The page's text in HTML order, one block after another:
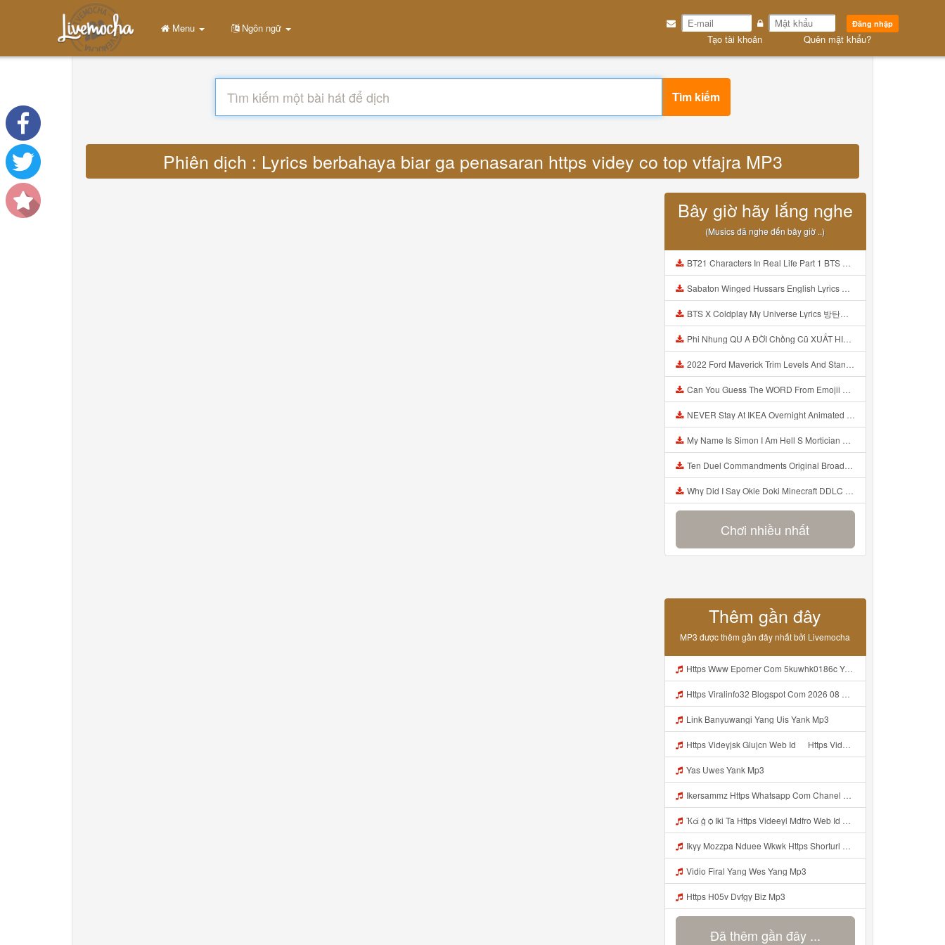
Đăng nhập
Tạo tài khoản Quên mật khẩu?
Menu Ngôn ngữ
Tìm kiếm
Phiên dịch : Lyrics berbahaya biar ga penasaran https videy co top vtfajra MP3
Bây giờ hãy lắng nghe
(Musics đã nghe đến bây giờ ..)
BT21 Characters In Real Life Part 1 BTS AND BT21 방탄소년단 BT21 BT21아가들은 아빠조아 따라쟁이들 BTS Vs BT21 Mp3
Sabaton Winged Hussars English Lyrics Mp3
BTS X Coldplay My Universe Lyrics 방탄소년단 콜드플레이 My Universe 가사 Color Coded Lyrics Han Rom Eng Mp3
Phi Nhung QU A ĐỜI Chồng Cũ XUẤT HIỆN Khóc Hối Hận Vì Làm Điều KHỦNG KHIẾP Với Cô Mp3
2022 Ford Maverick Trim Levels And Standard Features Explained Mp3
Can You Guess The WORD From Emojii COMPOUND WORD EMOJII CHALLENGE 90 PEOPLE FAIL Guess Mp3
NEVER Stay At IKEA Overnight Animated SCP 3008 Horror Story Mp3
My Name Is Simon I Am Hell S Mortician And I Am Going To Kill God Creepypasta Mp3
Ten Duel Commandments Original Broadway Cast Of Hamilton Lyrics Mp3
Why Did I Say Okie Doki Minecraft DDLC Animated Music Video Song By The Stupendium Mp3
Chơi nhiều nhất
Thêm gần đây
MP3 được thêm gần đây nhất bởi Livemocha
Https Www Eporner Com 5kuwhk0186c Yang Lagi Viral Yank Uwes Yang 566 Mp3
Https Viralinfo32 Blogspot Com 2026 08 Viral Html Mp4 Banyuwangi Mp3 Mp3
Link Banyuwangi Yang Uis Yank Mp3
Https Videyjsk Glujcn Web Id ᅠ Https Videyjsk Glujcn Web Id ᅠ ᅠ ᅠ Mp3
Yas Uwes Yank Mp3
Ikersammz Https Whatsapp Com Chanel 0029Vb7WfdGehEKmE7WrW3i Mp3
Ҡά ġ ѻ Iki Ta Https Videeyl Mdfro Web Id ᅠ ᅠ ᅠ ᅠ ᅠ ᅠ ᅠ ᅠ ᅠ ᅠ ᅠ ᅠ ᅠ ᅠ ᅠ ᅠ ᅠ ᅠ ᅠ ᅠ ᅠ ᅠ ᅠ ᅠ ᅠ ᅠ ᅠ ᅠ ᅠ ᅠ ᅠ ᅠ ᅠ ᅠ ᅠ ᅠ ᅠ ᅠ ᅠ ᅠ ᅠ ᅠ ᅠ ᅠ ᅠ ᅠ ᅠ ᅠ ᅠ ᅠ ᅠ ᅠ ᅠ ᅠ ᅠ ᅠ ᅠ ᅠ ᅠ Https Videeyl Mdfro Web Id Mp3
Ikyy Mozzpa Nduee Wkwk Https Shorturl Asia 5NazA ᅟᅟᅟᅟᅟᅟᅟᅟᅟᅟᅟᅟᅟᅟᅟᅟᅟᅟᅟᅟᅟᅟᅟᅟᅟᅟᅟᅟᅟᅟᅟᅟ ᅠ ᅠ ᅠ ᅠ ᅠ ᅠ ᅠ ᅠ ᅠ ᅠ ᅠ ᅠ ᅠ ᅠ ᅠ ᅠ ᅠ ᅠ ᅠ ᅠ ᅠ ᅠ ᅠ ᅠ ᅠ ᅠ ᅠ ᅠ ᅠ ᅠ ᅠ ᅠ Mp3
Vidio Firal Yang Wes Yang Mp3
Https H05v Dvfgy Biz Mp3
Đã thêm gần đây ...